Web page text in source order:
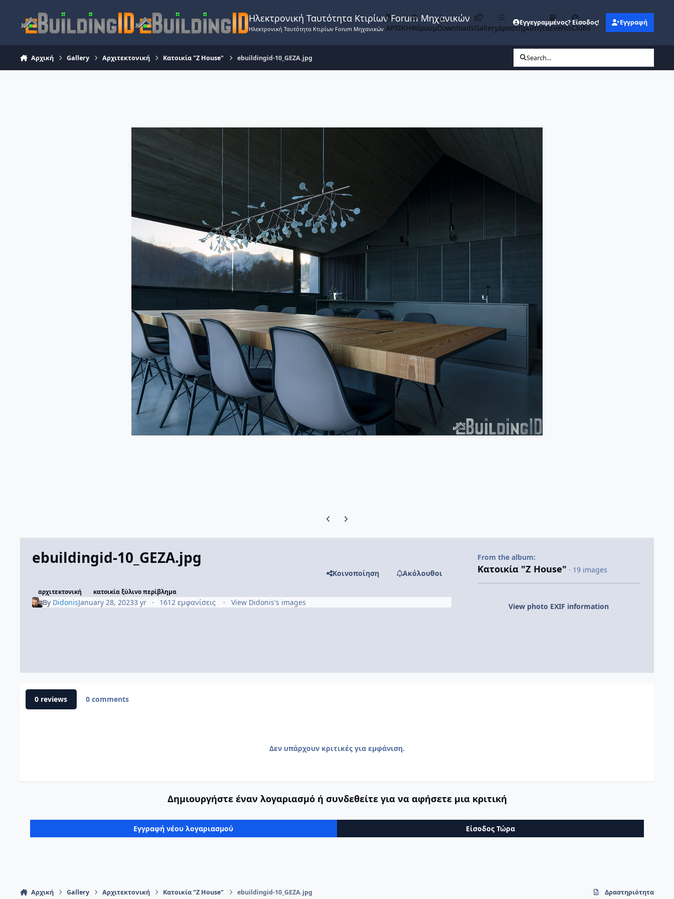
Ηλεκτρονική Ταυτότητα Κτιρίων Forum Μηχανικών
Ηλεκτρονική Ταυτότητα Κτιρίων Forum Μηχανικών ΑΡΧΙΚΗΦόρουμDownloadsGalleryΔραστηριότηταEventsClubs
Εγγεγραμμένος? Είσοδος! Εγγραφή
Αρχική Gallery Αρχιτεκτονική Κατοικία "Z House" ebuildingid-10_GEZA.jpg Search...
Previous carousel slide
Next carousel slide
ebuildingid-10_GEZA.jpg
αρχιτεκτονική κατοικία ξύλινο περίβλημα
Κοινοποίηση Ακόλουθοι
By DidonisJanuary 28, 20233 yr 1612 εμφανίσεις View Didonis's images
From the album:
Κατοικία "Z House" · 19 images
View photo EXIF information
0 reviews 0 comments
Δεν υπάρχουν κριτικές για εμφάνιση.
Δημιουργήστε έναν λογαριασμό ή συνδεθείτε για να αφήσετε μια κριτική
Εγγραφή νέου λογαριασμού Είσοδος Τώρα
Αρχική Gallery Αρχιτεκτονική Κατοικία "Z House" ebuildingid-10_GEZA.jpg Δραστηριότητα